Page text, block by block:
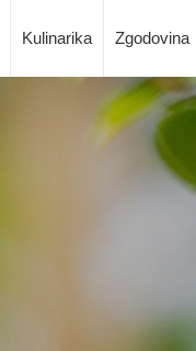
Kulinarika Zgodovina